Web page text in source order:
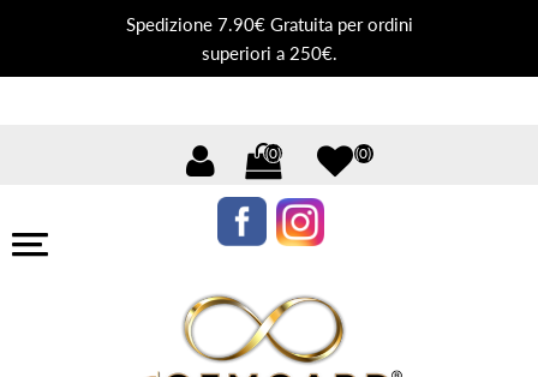
Spedizione 7.90€ Gratuita per ordini
superiori a 250€.
(0) (0)